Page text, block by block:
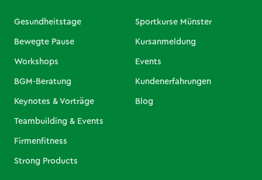
Gesundheitstage
Bewegte Pause
Workshops
BGM-Beratung
Keynotes & Vorträge
Teambuilding & Events
Firmenfitness
Strong Products
Sportkurse Münster
Kursanmeldung
Events
Kundenerfahrungen
Blog